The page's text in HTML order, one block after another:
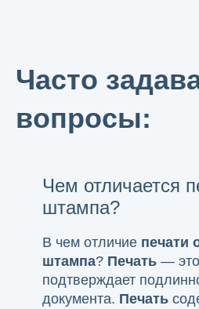
Часто
вопросы:
Чем отличается
штампа?
В чем отличие печати
штампа? Печать — это
подтверждает
документа. Печать